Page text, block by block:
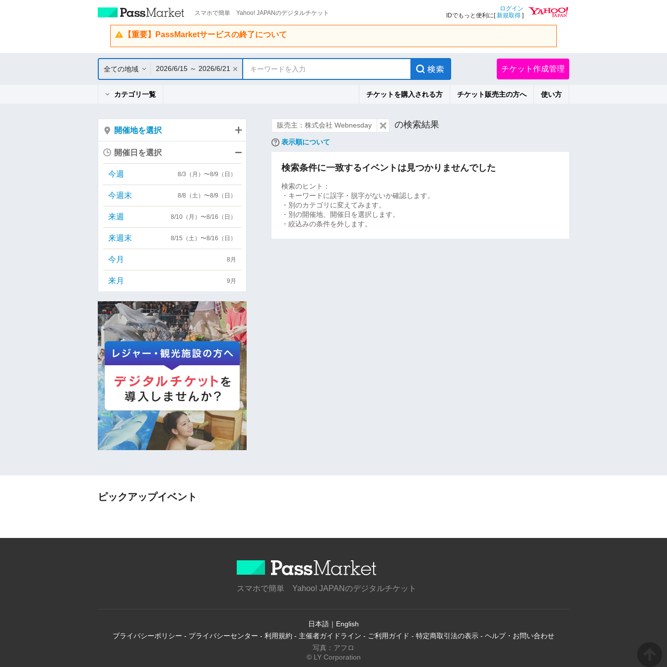
スマホで簡単 Yahoo! JAPANのデジタルチケット
ログイン
IDでもっと便利に[新規取得 ]
【重要】PassMarketサービスの終了について
全ての地域 2026/6/15 ～ 2026/6/21 キーワードを入力 チケット作成管理
カテゴリ一覧 チケットを購入される方 チケット販売主の方へ 使い方
販売主：株式会社 Webnesday の検索結果
表示順について
検索条件に一致するイベントは見つかりませんでした
検索のヒント：
・キーワードに誤字・脱字がないか確認します。
・別のカテゴリに変えてみます。
・別の開催地、開催日を選択します。
・絞込みの条件を外します。
開催地を選択
開催日を選択
今週 8/3（月）〜8/9（日）
今週末 8/8（土）〜8/9（日）
来週 8/10（月）〜8/16（日）
来週末 8/15（土）〜8/16（日）
今月 8月
来月 9月
ピックアップイベント
スマホで簡単 Yahoo! JAPANのデジタルチケット
日本語 ｜ English
プライバシーポリシー - プライバシーセンター - 利用規約 - 主催者ガイドライン - ご利用ガイド - 特定商取引法の表示 - ヘルプ・お問い合わせ
写真：アフロ
© LY Corporation